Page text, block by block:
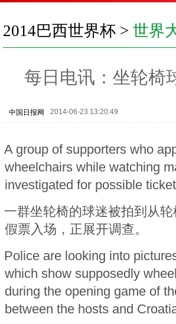
2014巴西世界杯 > 世界
每日电讯：坐轮椅
中国日报网 2014-06-23 13:20:49
A group of supporters who
wheelchairs while watching
investigated for possible
一群坐轮椅的球迷被拍到从
假票入场，正展开调查。
Police are looking into
which show supposedly
during the opening game of
between the hosts and